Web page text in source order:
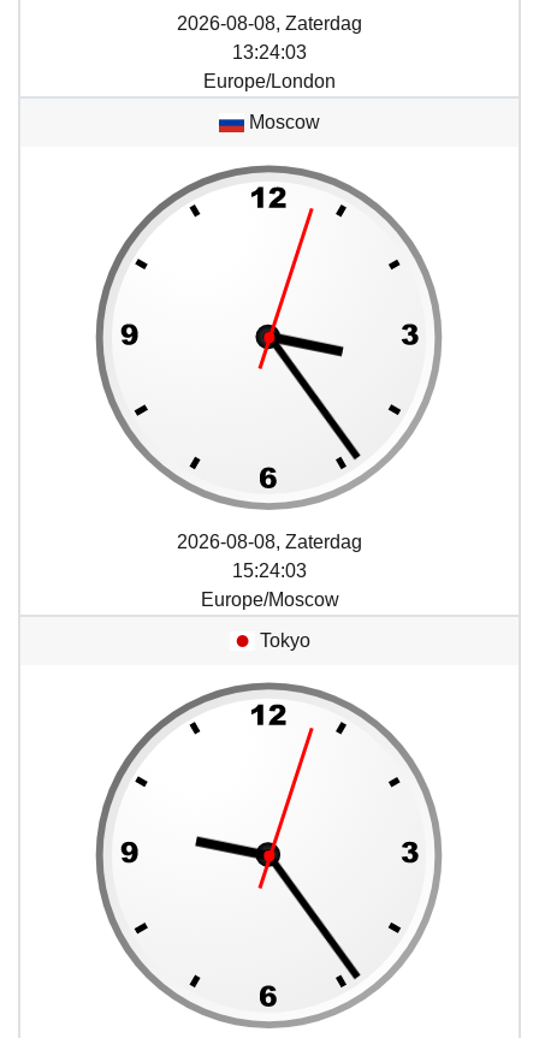
2026-08-08, Zaterdag
13:24:03
Europe/London
Moscow
2026-08-08, Zaterdag
15:24:03
Europe/Moscow
Tokyo